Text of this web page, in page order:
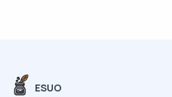
ESUO